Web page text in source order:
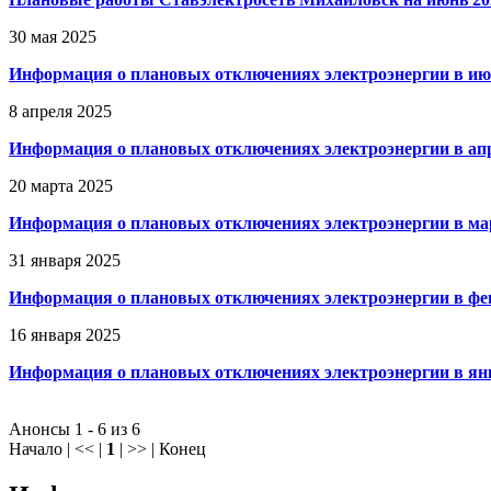
30 мая 2025
Информация о плановых отключениях электроэнергии в
8 апреля 2025
Информация о плановых отключениях электроэнергии в
20 марта 2025
Информация о плановых отключениях электроэнергии в
31 января 2025
Информация о плановых отключениях электроэнергии в
16 января 2025
Информация о плановых отключениях электроэнергии в
Анонсы 1 - 6 из 6
Начало | << | 1 | >> | Конец